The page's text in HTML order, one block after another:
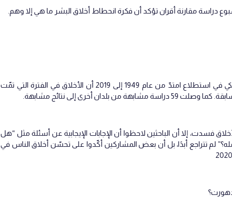
أكّد أغلب الـ 220000 مشارك أمريكي في استطلاع امتدّ من عام 1949 إلى 2019 أن الأخلاق في الفترة التي تمّت
بلدان أخرى إلى نتائج مشابهة.
فسدت، إلا أن الباحثين لاحظوا أن الإجابات الإيجابية عن أسئلة مثل “هل
لم تتراجع أبدًا، بل أن بعض المشاركين أكّدوا على تحسّن أخلاق الناس في